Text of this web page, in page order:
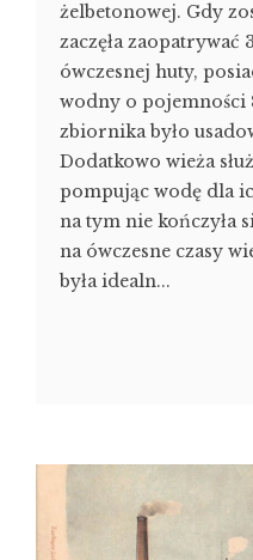
żelbetonowej. Gdy
zaczęła zaopatrywać
ówczesnej huty,
wodny o pojemności
zbiornika było
Dodatkowo wieża
pompując wodę dla
na tym nie kończyła
na ówczesne czasy
była idealn...